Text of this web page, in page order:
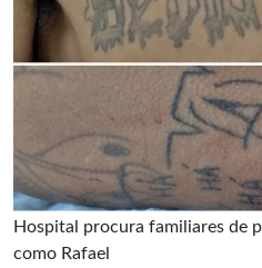
Hospital procura familiares de
como Rafael